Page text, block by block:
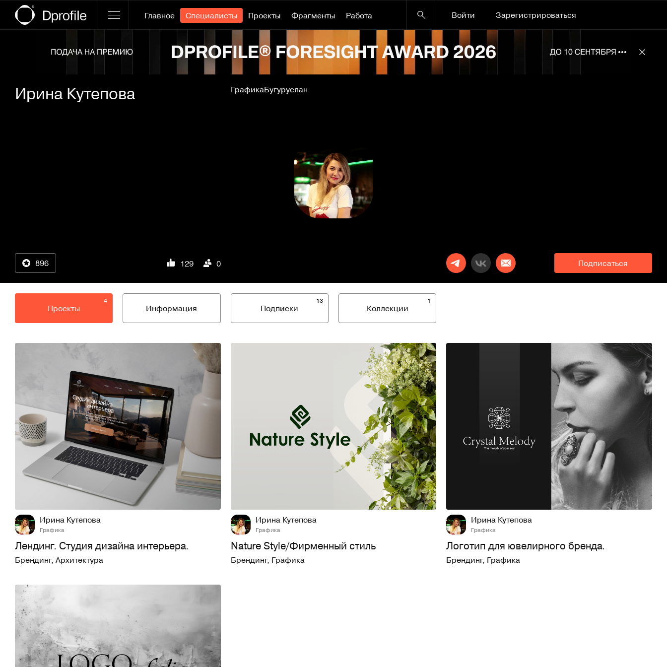
Главное Специалисты Проекты Фрагменты Работа Войти
Зарегистрироваться
Ирина Кутепова ГрафикаБугуруслан
896 129 0 Подписаться
4
Проекты Информация
13
Подписки
1
Коллекции
168
Ирина Кутепова
Графика
Лендинг. Студия дизайна интерьера.
Брендинг, Архитектура
19 219
Ирина Кутепова
Графика
Nature Style/Фирменный стиль
Брендинг, Графика
365
Ирина Кутепова
Графика
Логотип для ювелирного бренда.
Брендинг, Графика